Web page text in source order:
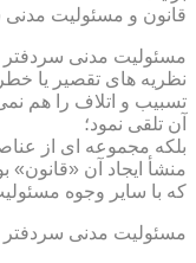
قانون و مسئولیت مدنی
مسئولیت مدنی سردفتر
نظریه های تقصیر یا
تسبیب و اتلاف را هم
آن تلقی نمود؛
بلکه مجموعه ای از
منشأ ایجاد آن
که با سایر وجوه
مسئولیت مدنی سردفتر